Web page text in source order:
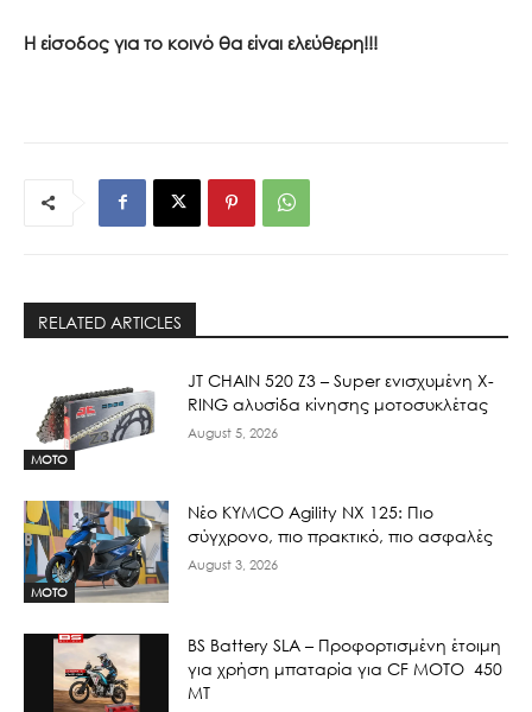
Η είσοδος για το κοινό θα είναι ελεύθερη!!!
RELATED ARTICLES
MOTO
JT CHAIN 520 Ζ3 – Super ενισχυμένη X-
RING αλυσίδα κίνησης μοτοσυκλέτας
August 5, 2026
MOTO
Νέο KYMCO Agility NX 125: Πιο
σύγχρονο, πιο πρακτικό, πιο ασφαλές
August 3, 2026
BS Battery SLA – Προφορτισμένη έτοιμη
για χρήση μπαταρία για CF MOTO 450
MT